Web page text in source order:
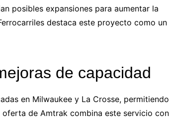
posibles expansiones para aumentar la
destaca este proyecto como un
de capacidad
en Milwaukee y La Crosse, permitiendo
de Amtrak combina este servicio con